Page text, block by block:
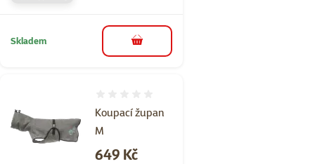
Skladem do košíku
Koupací župan
M
Cena
649 Kč